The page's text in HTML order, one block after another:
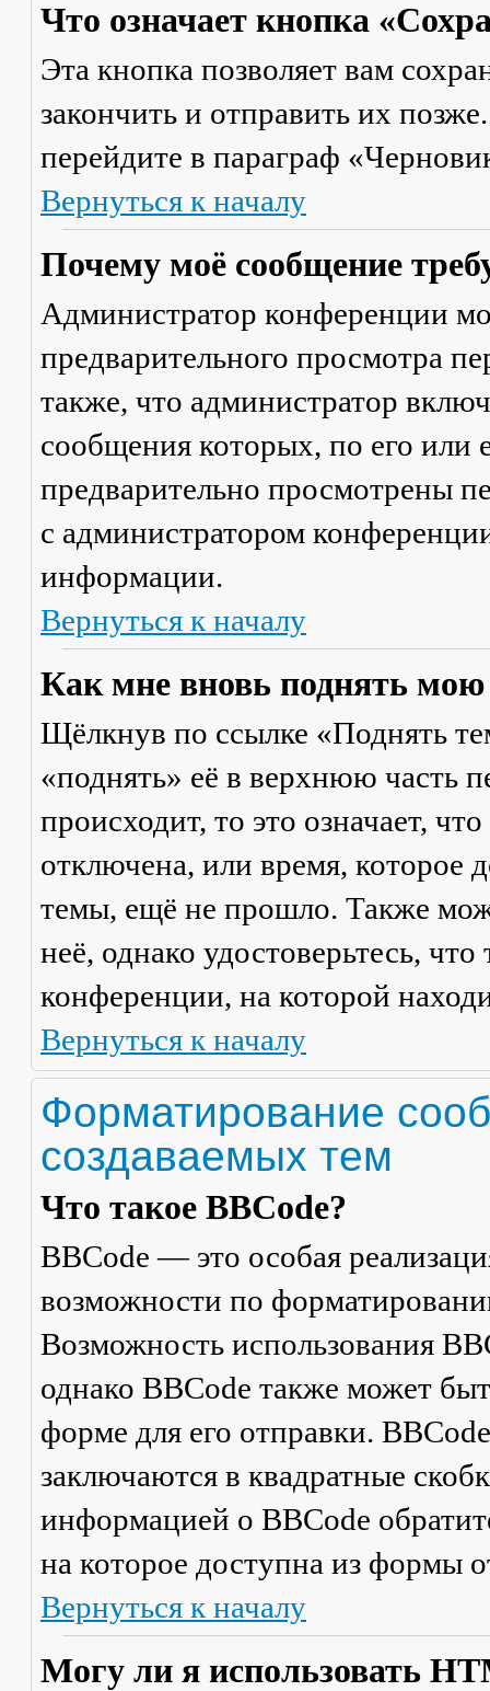
Что означает кнопка
Эта кнопка позволяет вам
закончить и отправить их
перейдите в параграф
Вернуться к началу
Почему моё сообщение
Администратор конференции
предварительного просмотра
также, что администратор
сообщения которых, по его
предварительно просмотрены
с администратором
информации.
Вернуться к началу
Как мне вновь поднять мою
Щёлкнув по ссылке «Поднять
«поднять» её в верхнюю часть
происходит, то это означает,
отключена, или время, которое
темы, ещё не прошло. Также
неё, однако удостоверьтесь,
конференции, на которой
Вернуться к началу
Форматирование
создаваемых тем
Что такое BBCode?
BBCode — это особая
возможности по
Возможность использования
однако BBCode также может
форме для его отправки.
заключаются в квадратные
информацией о BBCode
на которое доступна из формы
Вернуться к началу
Могу ли я использовать